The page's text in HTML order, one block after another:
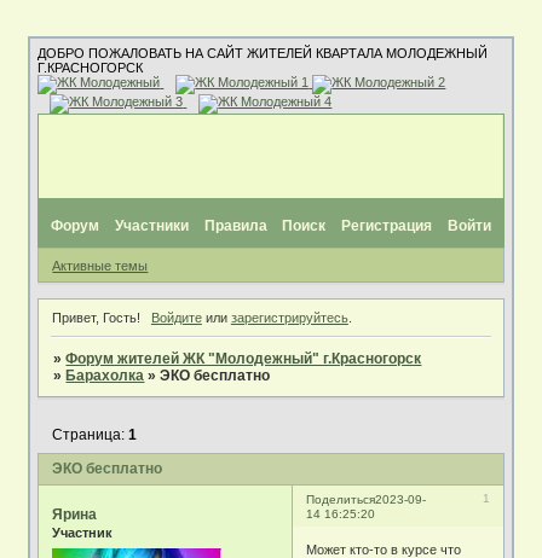
ДОБРО ПОЖАЛОВАТЬ НА САЙТ ЖИТЕЛЕЙ КВАРТАЛА МОЛОДЕЖНЫЙ
Г.КРАСНОГОРСК
Форум Участники Правила Поиск Регистрация Войти
Активные темы
Привет, Гость! Войдитеили зарегистрируйтесь.
»Форум жителей ЖК "Молодежный" г.Красногорск
» Барахолка »ЭКО бесплатно
ЭКО бесплатно
Страница:1
Поделиться 1
2023-09-
14 16:25:20
Ярина
Участник
Может кто-то в курсе что